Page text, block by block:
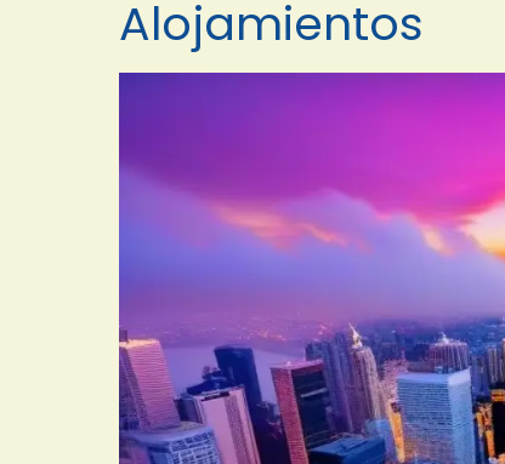
Alojamientos